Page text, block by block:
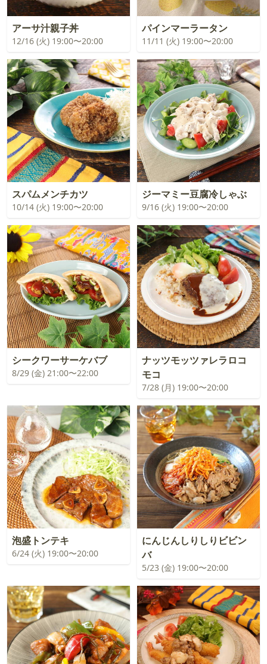
アーサ汁親子丼
12/16 (火) 19:00〜20:00
パインマーラータン
11/11 (火) 19:00〜20:00
スパムメンチカツ
10/14 (火) 19:00〜20:00
ジーマミー豆腐冷しゃぶ
9/16 (火) 19:00〜20:00
シークワーサーケバブ
8/29 (金) 21:00〜22:00
ナッツモッツァレラロコ
モコ
7/28 (月) 19:00〜20:00
泡盛トンテキ
6/24 (火) 19:00〜20:00
にんじんしりしりビビン
バ
5/23 (金) 19:00〜20:00